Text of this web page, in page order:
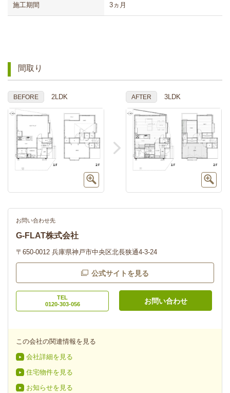
施工期間 3ヵ月
間取り
BEFORE 2LDK AFTER 3LDK
お問い合わせ先
G-FLAT株式会社
〒650-0012 兵庫県神戸市中央区北長狭通4-3-24
公式サイトを見る
TEL
0120-303-056
お問い合わせ
この会社の関連情報を見る
会社詳細を見る
住宅物件を見る
お知らせを見る